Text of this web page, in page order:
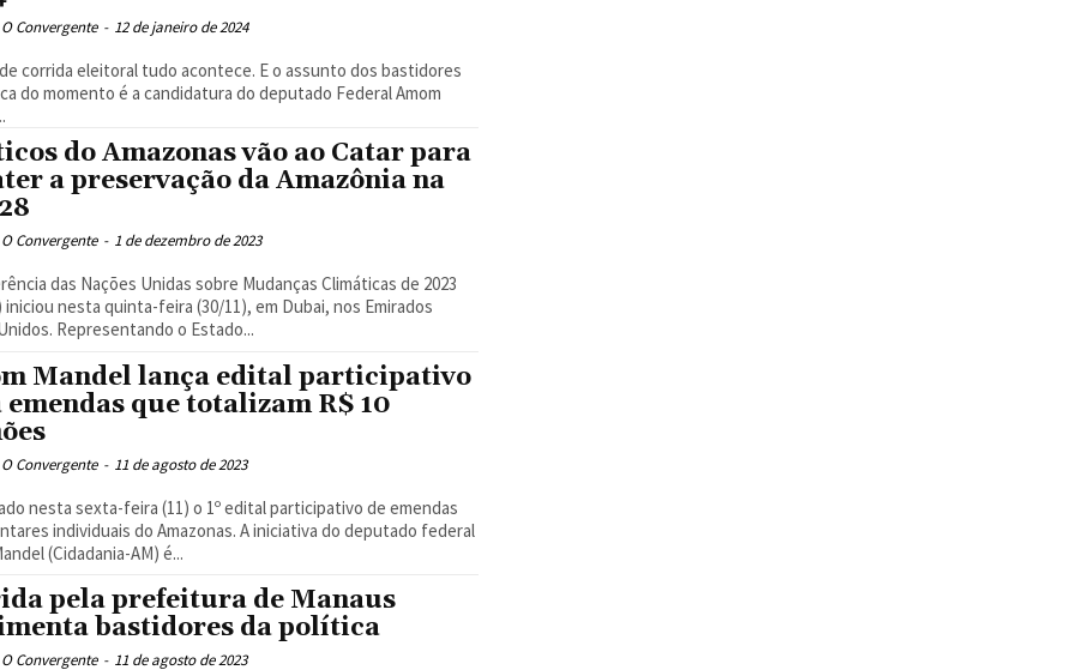
Convergente - 12 de janeiro de 2024
corrida eleitoral tudo acontece. E o assunto dos bastidores
do momento é a candidatura do deputado Federal Amom
do Amazonas vão ao Catar para
a preservação da Amazônia na
Convergente - 1 de dezembro de 2023
das Nações Unidas sobre Mudanças Climáticas de 2023
iniciou nesta quinta-feira (30/11), em Dubai, nos Emirados
Representando o Estado...
Mandel lança edital participativo
emendas que totalizam R$ 10
Convergente - 11 de agosto de 2023
nesta sexta-feira (11) o 1º edital participativo de emendas
individuais do Amazonas. A iniciativa do deputado federal
(Cidadania-AM) é...
pela prefeitura de Manaus
bastidores da política
Convergente - 11 de agosto de 2023